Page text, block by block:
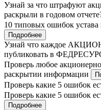
Узнай за что штрафуют
раскрыли в годовом
10 типовых ошибок
Подробнее
Узнай что каждое
публиковать в
Проверь любое
раскрытии информации
Проверь какие 5 ошибок
Проверь какие 5 ошибок
Подробнее